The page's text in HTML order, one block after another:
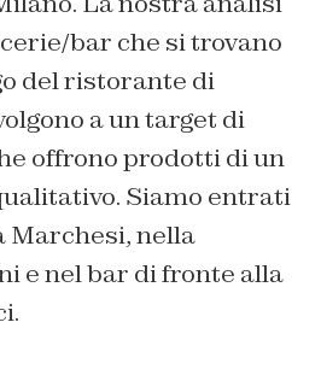
bar che si trovano
del ristorante di
a un target di
offrono prodotti di un
Siamo entrati
Marchesi, nella
e nel bar di fronte alla